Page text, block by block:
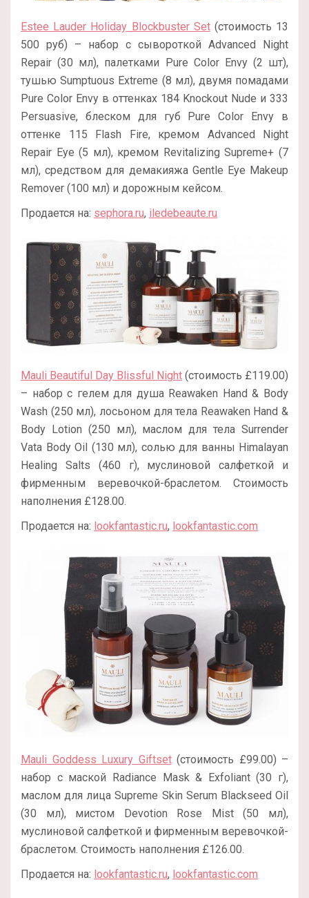
Estee Lauder Holiday Blockbuster Set(стоимость 13
500 руб) – набор с сывороткой Advanced Night
Repair (30 мл), палетками Pure Color Envy (2 шт),
тушью Sumptuous Extreme (8 мл), двумя помадами
Pure Color Envy в оттенках 184 Knockout Nude и 333
Persuasive, блеском для губ Pure Color Envy в
оттенке 115 Flash Fire, кремом Advanced Night
Repair Eye (5 мл), кремом Revitalizing Supreme+ (7
мл), средством для демакияжа Gentle Eye Makeup
Remover (100 мл) и дорожным кейсом.
Продается на: sephora.ru, iledebeaute.ru
Mauli Beautiful Day Blissful Night (стоимость £119.00)
– набор с гелем для душа Reawaken Hand & Body
Wash (250 мл), лосьоном для тела Reawaken Hand &
Body Lotion (250 мл), маслом для тела Surrender
Vata Body Oil (130 мл), солью для ванны Himalayan
Healing Salts (460 г), муслиновой салфеткой и
фирменным веревочкой-браслетом. Стоимость
наполнения £128.00.
Продается на: lookfantastic.ru, lookfantastic.com
Mauli Goddess Luxury Giftset(стоимость £99.00) –
набор с маской Radiance Mask & Exfoliant (30 г),
маслом для лица Supreme Skin Serum Blackseed Oil
(30 мл), мистом Devotion Rose Mist (50 мл),
муслиновой салфеткой и фирменным веревочкой-
браслетом. Стоимость наполнения £126.00.
Продается на: lookfantastic.ru, lookfantastic.com